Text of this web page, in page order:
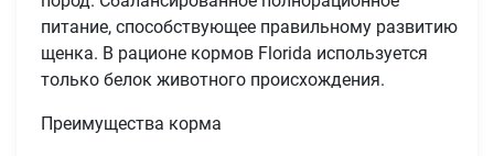
питание, способствующее правильному развитию
щенка. В рационе кормов Florida используется
только белок животного происхождения.
Преимущества корма